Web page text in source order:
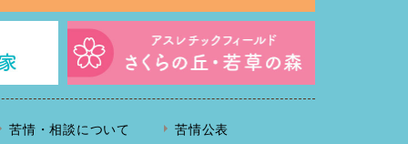
苦情・相談について 苦情公表